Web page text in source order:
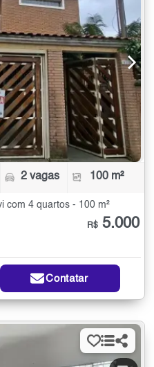
2 vagas 100 m²
com 4 quartos - 100 m²
R$ 5.000
Contatar